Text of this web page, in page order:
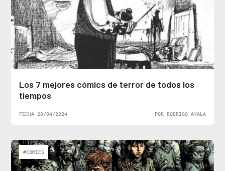
Los 7 mejores cómics de terror de todos los
tiempos
FECHA 20/04/2024 POR RODRIGO AYALA
#CÓMICS